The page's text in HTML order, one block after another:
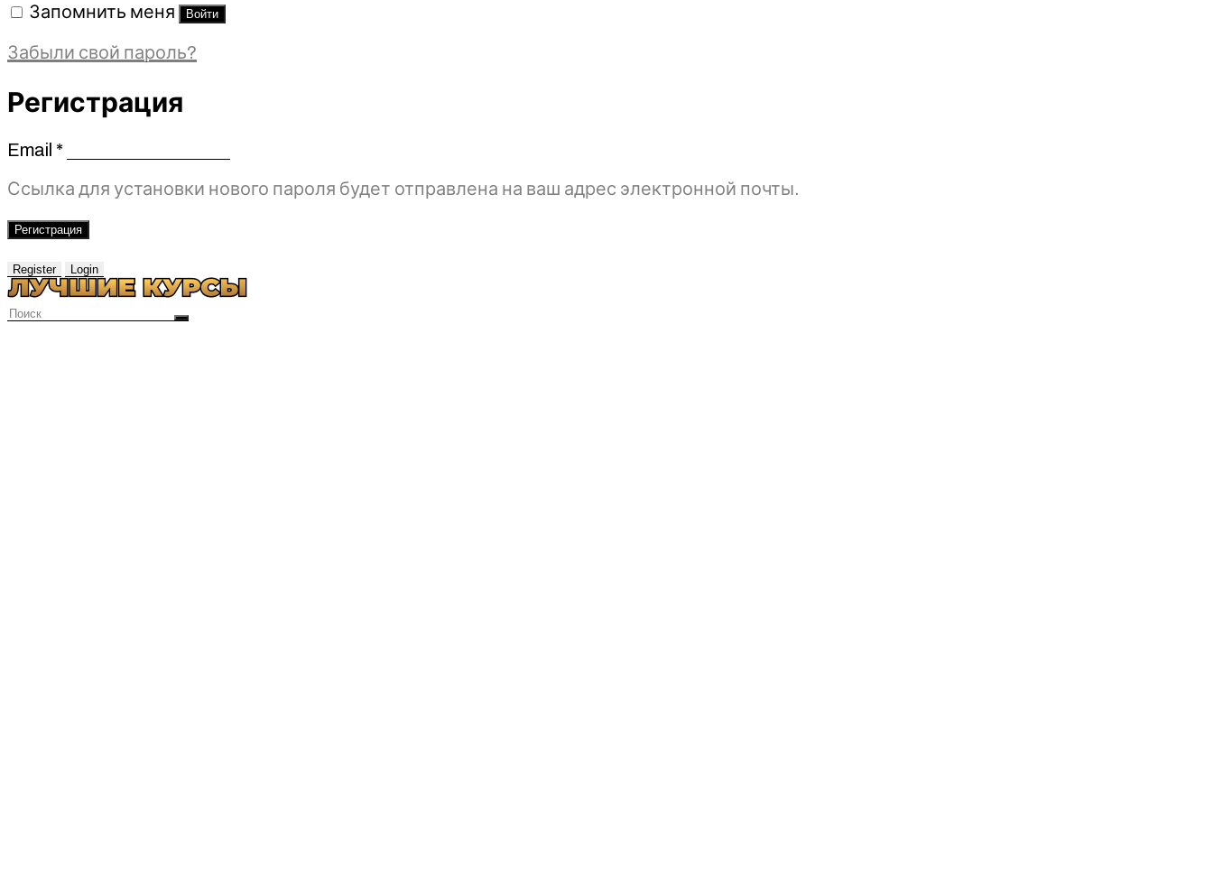
Запомнить меня Войти
Забыли свой пароль?
Регистрация
Email *Обязательно
Ссылка для установки нового пароля будет отправлена ​​на ваш адрес электронной почты.
Регистрация
Register Login